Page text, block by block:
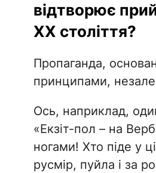
відтворює
XX століття?
Пропаганда,
принципами,
Ось, наприклад,
«Екзіт-пол – на
ногами! Хто піде у
русмір, пуйла і за